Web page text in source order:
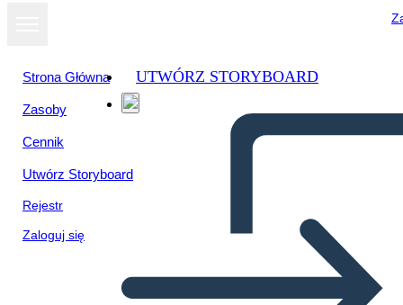
Strona Główna
Zasoby
Cennik
Utwórz Storyboard
Rejestr
Zaloguj się
UTWÓRZ STORYBOARD